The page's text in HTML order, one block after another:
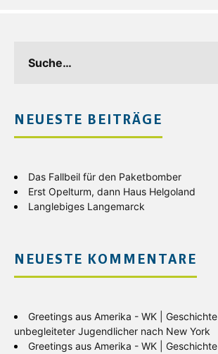
NEUESTE BEITRÄGE
Das Fallbeil für den Paketbomber
Erst Opelturm, dann Haus Helgoland
Langlebiges Langemarck
NEUESTE KOMMENTARE
Greetings aus Amerika - WK | Geschichte
unbegleiteter Jugendlicher nach New York
Greetings aus Amerika - WK | Geschichte